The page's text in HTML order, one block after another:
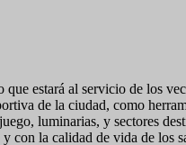
estará al servicio de los
de la ciudad, como
luminarias, y sectores
con la calidad de vida de los